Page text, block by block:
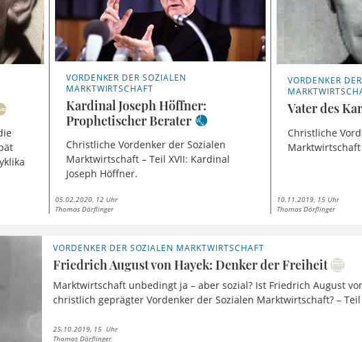
VORDENKER DER SOZIALEN
MARKTWIRTSCHAFT
Kardinal Joseph Höffner:
Prophetischer Berater
Christliche Vordenker der Sozialen
Marktwirtschaft – Teil XVII: Kardinal
Joseph Höffner.
05.02.2020, 12 Uhr
Thomas Dörflinger
VORDENKER
Vater des
Christliche
Marktwirtschaft
10.11.2019, 15 Uhr
Thomas Dörflinger
VORDENKER DER SOZIALEN MARKTWIRTSCHAFT
Friedrich August von Hayek: Denker der Freiheit
Marktwirtschaft unbedingt ja – aber sozial? Ist Friedrich August
christlich geprägter Vordenker der Sozialen Marktwirtschaft? – Teil
25.10.2019, 15 Uhr
Thomas Dörflinger